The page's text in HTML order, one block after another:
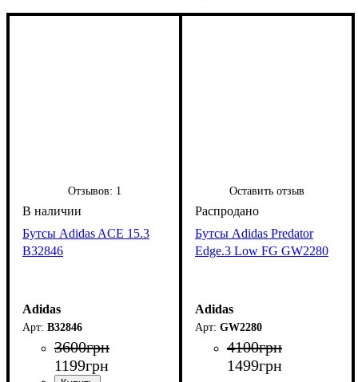
Отзывов: 1
Бутсы Adidas ACE 15.3
B32846
Adidas
B32846
3600грн
1199грн
Оставить отзыв
Бутсы Adidas Predator
Edge.3 Low FG GW2280
Adidas
GW2280
4100грн
1499грн